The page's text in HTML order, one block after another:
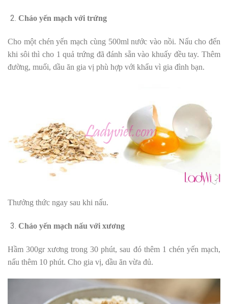
Cháo yến mạch với trứng
Cho một chén yến mạch cùng 500ml nước vào nồi. Nấu cho đến
khi sôi thì cho 1 quả trứng đã đánh sẵn vào khuấy đều tay. Thêm
đường, muối, dầu ăn gia vị phù hợp với khẩu vì gia đình bạn.
Thưởng thức ngay sau khi nấu.
Cháo yến mạch nấu với xương
Hầm 300gr xương trong 30 phút, sau đó thêm 1 chén yến mạch,
nấu thêm 10 phút. Cho gia vị, dầu ăn vừa đủ.